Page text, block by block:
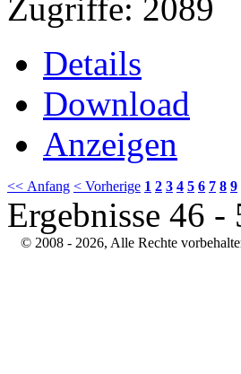
Zugriffe: 2089
Details
Download
Anzeigen
<< Anfang < Vorherige 1 2 3 4 5 6 7 8 9
Ergebnisse 46 -
© 2008 - 2026, Alle Rechte